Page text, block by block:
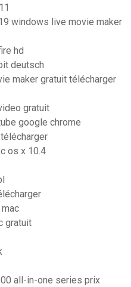
windows live movie maker
hd
deutsch
maker gratuit télécharger
gratuit
google chrome
os x 10.4
gratuit
all-in-one series prix